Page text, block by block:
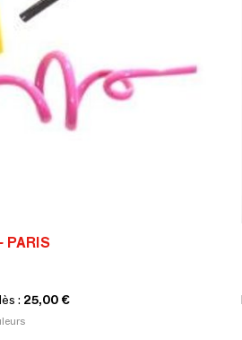
PARIS
: 25,00 €